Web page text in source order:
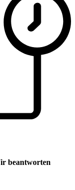
beantworten